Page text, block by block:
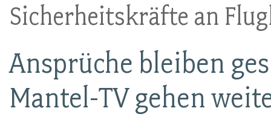
Sicherheitskräfte an
Ansprüche bleiben
Mantel-TV gehen